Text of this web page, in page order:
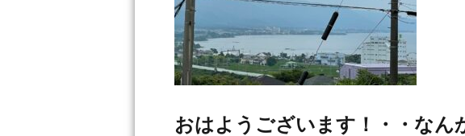
おはようございます！・・なん